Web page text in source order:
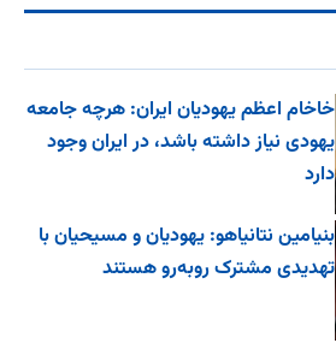
خاخام اعظم یهودیان ایران: هرچه جامعه
یهودی نیاز داشته باشد، در ایران وجود
دارد
بنیامین نتانیاهو: یهودیان و مسیحیان با
تهدیدی مشترک روبه‌رو هستند